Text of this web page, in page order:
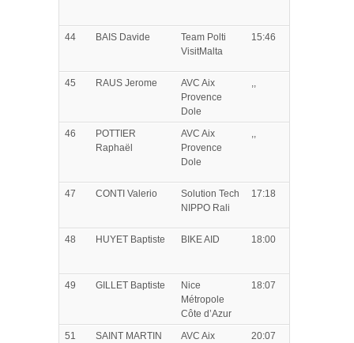
44 BAIS Davide
Team Polti
VisitMalta
15:46
45 RAUS Jerome
AVC Aix
Provence
Dole
,,
46
POTTIER
Raphaël
AVC Aix
Provence
Dole
,,
47 CONTI Valerio
Solution Tech
NIPPO Rali
17:18
48 HUYET Baptiste BIKE AID 18:00
49 GILLET Baptiste
Nice
Métropole
Côte d’Azur
18:07
51
SAINT MARTIN
AVC Aix
20:07